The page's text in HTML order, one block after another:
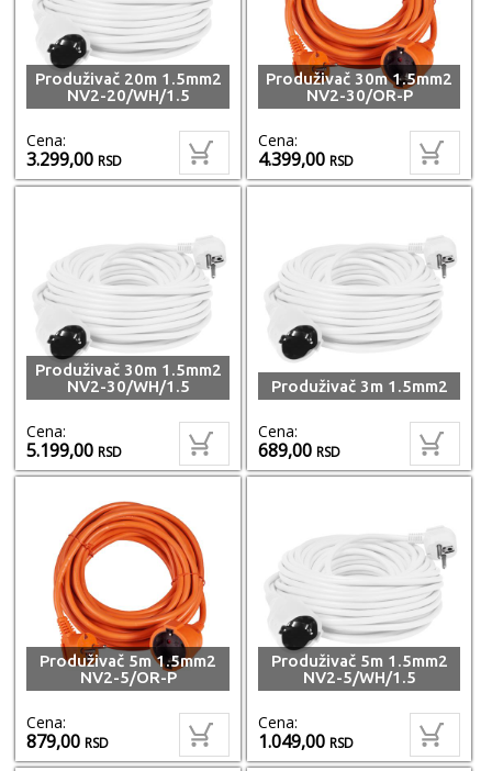
Produživač 20m 1.5mm2
NV2-20/WH/1.5
Cena:
3.299,00RSD
Produživač 30m 1.5mm2
NV2-30/OR-P
Cena:
4.399,00RSD
Produživač 30m 1.5mm2
NV2-30/WH/1.5
Cena:
5.199,00RSD
Produživač 3m 1.5mm2
Cena:
689,00RSD
Produživač 5m 1.5mm2
NV2-5/OR-P
Cena:
879,00RSD
Produživač 5m 1.5mm2
NV2-5/WH/1.5
Cena:
1.049,00RSD